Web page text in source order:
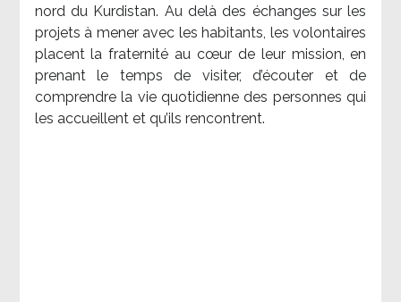
nord du Kurdistan. Au delà des échanges sur les
projets à mener avec les habitants, les volontaires
placent la fraternité au cœur de leur mission, en
prenant le temps de visiter, d’écouter et de
comprendre la vie quotidienne des personnes qui
les accueillent et qu’ils rencontrent.